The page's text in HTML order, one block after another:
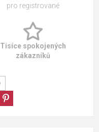
pro registrované
Tisíce spokojených
zákazníků